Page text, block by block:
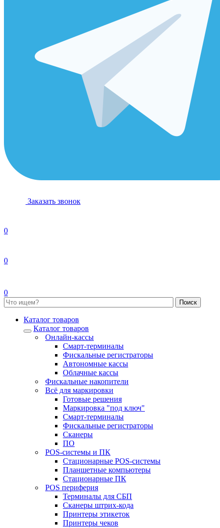
Заказать звонок
0
0
0
Каталог товаров
Каталог товаров
Онлайн-кассы
Смарт-терминалы
Фискальные регистраторы
Автономные кассы
Облачные кассы
Фискальные накопители
Всё для маркировки
Готовые решения
Маркировка "под ключ"
Смарт-терминалы
Фискальные регистраторы
Сканеры
ПО
POS-системы и ПК
Стационарные POS-системы
Планшетные компьютеры
Стационарные ПК
POS периферия
Терминалы для СБП
Сканеры штрих-кода
Принтеры этикеток
Принтеры чеков